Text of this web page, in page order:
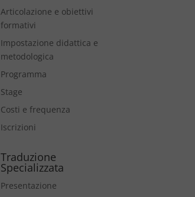
Articolazione e obiettivi
formativi
Impostazione didattica e
metodologica
Programma
Stage
Costi e frequenza
Iscrizioni
Traduzione
Specializzata
Presentazione